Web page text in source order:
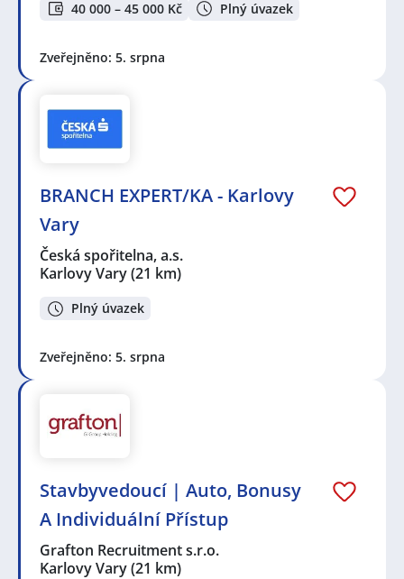
40 000 – 45 000 Kč Plný úvazek
Zveřejněno: 5. srpna
BRANCH EXPERT/KA - Karlovy
Vary
Česká spořitelna, a.s.
Karlovy Vary(21 km)
Plný úvazek
Zveřejněno: 5. srpna
Stavbyvedoucí | Auto, Bonusy
A Individuální Přístup
Grafton Recruitment s.r.o.
Karlovy Vary(21 km)